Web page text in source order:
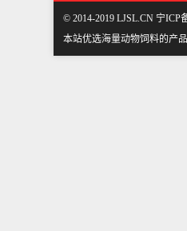
© 2014-2019 LJSL.CN 宁ICP
本站优选海量动物饲料的产